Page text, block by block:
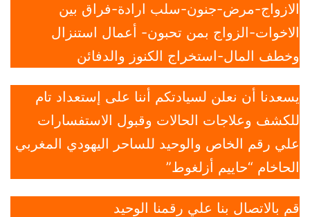
الازواج-مرض-جنون-سلب ارادة-فراق بين
الاخوات-الزواج بمن تحبون- أعمال استنزال
وخطف المال-استخراج الكنوز والدفائن
يسعدنا أن نعلن لسيادتكم أننا على إستعداد تام
للكشف وعلاجات الحالات وقبول الاستفسارات
علي رقم الخاص والوحيد للساحر اليهودي المغربي
الحاخام “حاييم أزلغوط”
قم بالاتصال بنا علي رقمنا الوحيد